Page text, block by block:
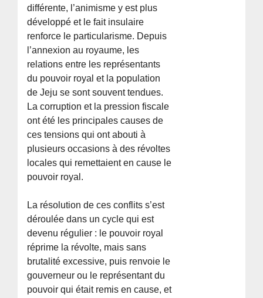
différente, l’animisme y est plus
développé et le fait insulaire
renforce le particularisme. Depuis
l’annexion au royaume, les
relations entre les représentants
du pouvoir royal et la population
de Jeju se sont souvent tendues.
La corruption et la pression fiscale
ont été les principales causes de
ces tensions qui ont abouti à
plusieurs occasions à des révoltes
locales qui remettaient en cause le
pouvoir royal.
La résolution de ces conflits s’est
déroulée dans un cycle qui est
devenu régulier : le pouvoir royal
réprime la révolte, mais sans
brutalité excessive, puis renvoie le
gouverneur ou le représentant du
pouvoir qui était remis en cause, et